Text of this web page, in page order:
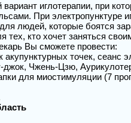
иглотерапии, при
При электропунктуре
людей, которые боятся
кто хочет заняться
Вы сможете провести:
точек, сеанс
Чжень-Цзю,
для миостимуляции (7